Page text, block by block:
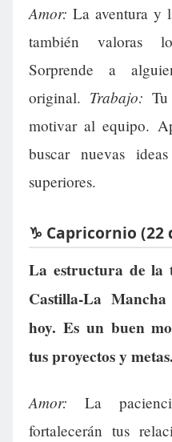
Amor: La aventura y
también valoras
Sorprende a
original. Trabajo:
motivar al equipo.
buscar nuevas
superiores.
♑ Capricornio (22
La estructura de
Castilla-La
hoy. Es un buen
tus proyectos y metas.
Amor: La
fortalecerán tus